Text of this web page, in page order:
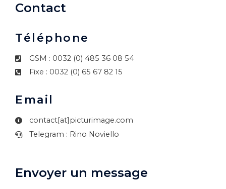
Contact
Téléphone
GSM : 0032 (0) 485 36 08 54
Fixe : 0032 (0) 65 67 82 15
Email
contact[at]picturimage.com
Telegram : Rino Noviello
Envoyer un message